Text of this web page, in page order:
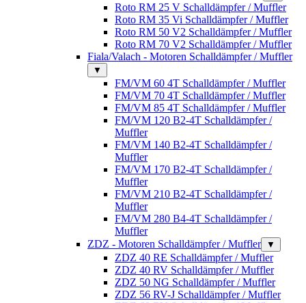
Roto RM 25 V Schalldämpfer / Muffler
Roto RM 35 Vi Schalldämpfer / Muffler
Roto RM 50 V2 Schalldämpfer / Muffler
Roto RM 70 V2 Schalldämpfer / Muffler
Fiala/Valach - Motoren Schalldämpfer / Muffler
▼
FM/VM 60 4T Schalldämpfer / Muffler
FM/VM 70 4T Schalldämpfer / Muffler
FM/VM 85 4T Schalldämpfer / Muffler
FM/VM 120 B2-4T Schalldämpfer /
Muffler
FM/VM 140 B2-4T Schalldämpfer /
Muffler
FM/VM 170 B2-4T Schalldämpfer /
Muffler
FM/VM 210 B2-4T Schalldämpfer /
Muffler
FM/VM 280 B4-4T Schalldämpfer /
Muffler
ZDZ - Motoren Schalldämpfer / Muffler
▼
ZDZ 40 RE Schalldämpfer / Muffler
ZDZ 40 RV Schalldämpfer / Muffler
ZDZ 50 NG Schalldämpfer / Muffler
ZDZ 56 RV-J Schalldämpfer / Muffler